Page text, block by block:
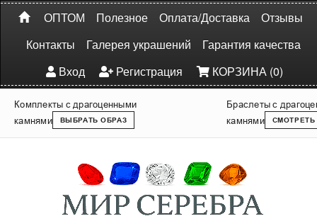
ОПТОМ Полезное Оплата/Доставка
Отзывы
Контакты
Галерея украшений
Гарантия качества
Вход
Регистрация КОРЗИНА (0)
Комплекты с драгоценными
камнями
ВЫБРАТЬ ОБРАЗ
Браслеты с
камнями
СМОТРЕТЬ